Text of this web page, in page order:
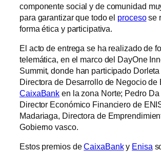
componente social y de comunidad
para garantizar que todo el procesose
forma ética y participativa.
El acto de entrega se ha realizado de
telemática, en el marco del DayOne
Summit, donde han participado
Directora de Desarrollo de Negocio de
CaixaBank en la zona Norte; Pedro
Director Económico Financiero de
Madariaga, Directora de
Gobierno vasco.
Estos premios deCaixaBanky Enisa